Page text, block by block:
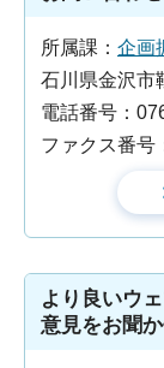
所属課： 企画
石川県金沢市
電話番号：
ファクス番号
より良いウ
意見をお聞